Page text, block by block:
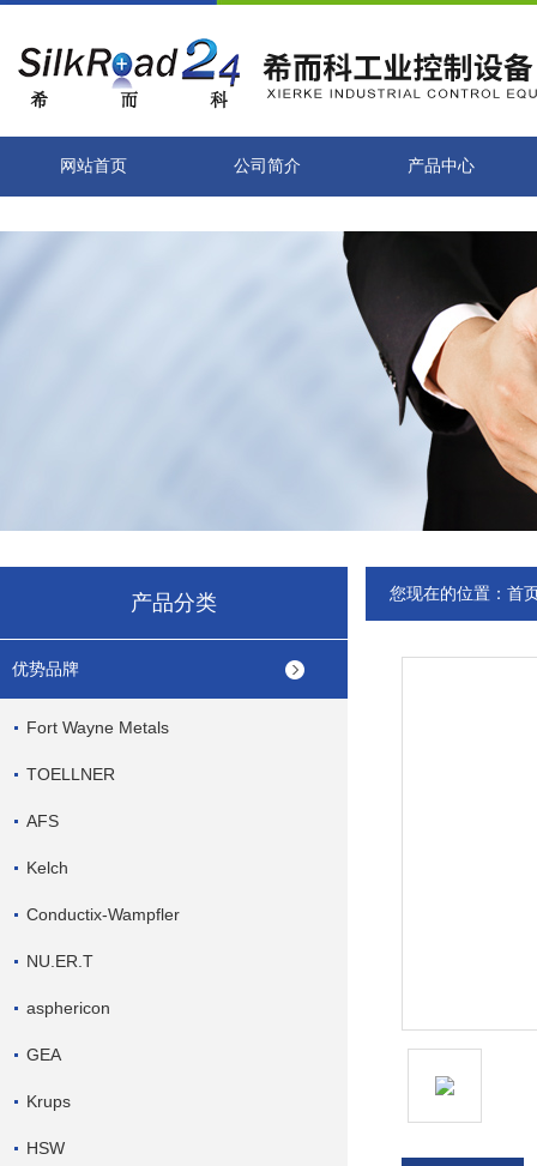
网站首页 公司简介 产品中心
产品分类
优势品牌
Fort Wayne Metals
TOELLNER
AFS
Kelch
Conductix-Wampfler
NU.ER.T
asphericon
GEA
Krups
HSW
您现在的位置： 首